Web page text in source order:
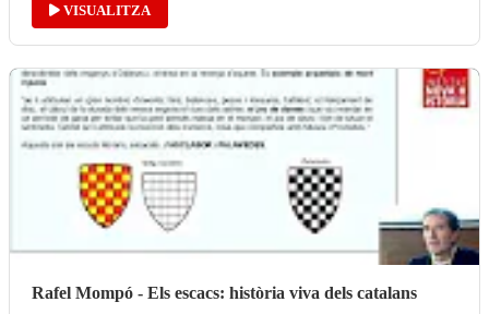
VISUALITZA
Rafel Mompó - Els escacs: història viva dels catalans